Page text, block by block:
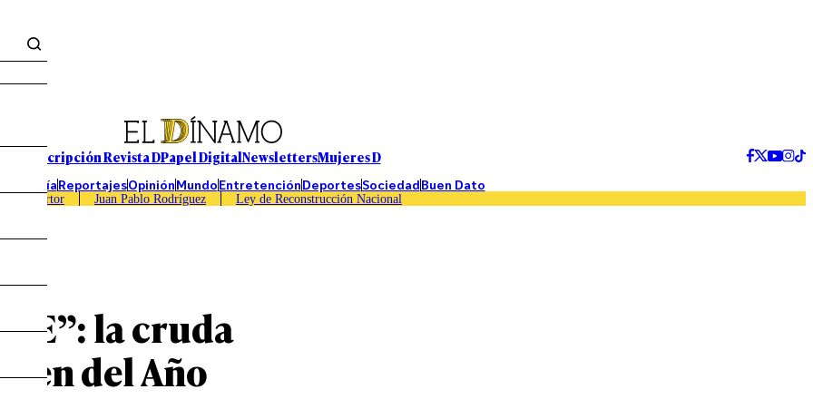
Suscripción Revista DPapel DigitalNewslettersMujeres D
ReportajesOpiniónMundoEntretenciónDeportesSociedadBuen Dato
Caso Sartor Juan Pablo Rodríguez Ley de Reconstrucción Nacional
la cruda
del Año